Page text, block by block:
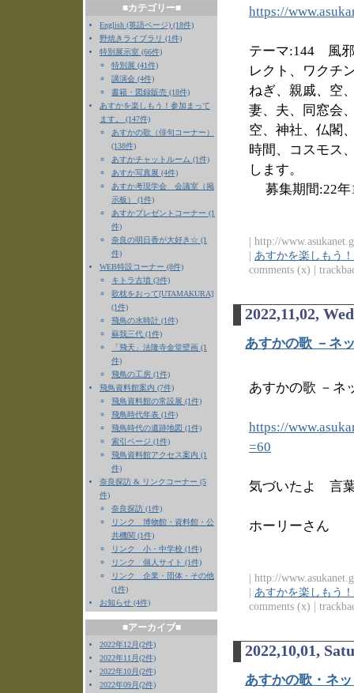
■カテゴリー■
English (英語ページ) (18件)
野焼きライブラリ (1件)
特別展示室 (66件)
特別展 (41件)
講演会 (4件)
書籍・図録販売 (18件)
あすかを楽しもう！参加まって
ます。 (147件)
あすかの歌（俳句コーナー）
(138件)
あすかチャットルーム (1件)
あすか写真展 (4件)
あすか考現学会 会議室（掲
示板） (1件)
あすかプレゼントコーナー (1
件)
奈良の明日香が大好き☆ (1
件)
WEB特設コーナー (8件)
キトラ古墳 (3件)
歌枕をおって[UTAMAKURA]
(1件)
飛鳥の水時計 (1件)
蘇我三代 (1件)
「飛天」法隆寺金堂壁画 (1
件)
飛鳥の工房 (1件)
飛鳥資料館案内 (7件)
飛鳥資料館の常設展 (1件)
飛鳥時代年表 (1件)
飛鳥時代の遺跡地図 (1件)
索引ページ (1件)
飛鳥資料館アクセス案内 (1
件)
奈良探訪 & リンクコーナー (5
件)
奈良探訪 (1件)
リンク 博物館・資料館・公
共機関 (1件)
リンク 小・中学校 (1件)
リンク 個人サイト (1件)
リンク 企業・団体・その他
(1件)
お知らせ (4件)
■アーカイブ■
2022年12月(2件)
2022年11月(2件)
2022年10月(2件)
2022年09月(2件)
https://
テーマ:144 風邪
レクト、ワクチ
ねぎ、親戚、空
妻、夫、同窓会
空、神社、仏閣
時間、コスモス
します。
募集期間:22年
| http://
| あすかを楽しもう
comments (x) |
2022,11,02,
あすかの歌 －ネ
あすかの歌 －ネ
https://
=60
気づいたよ 言
ホーリーさん
| http://
| あすかを楽しもう
comments (x) |
2022,10,01,
あすかの歌・ネ